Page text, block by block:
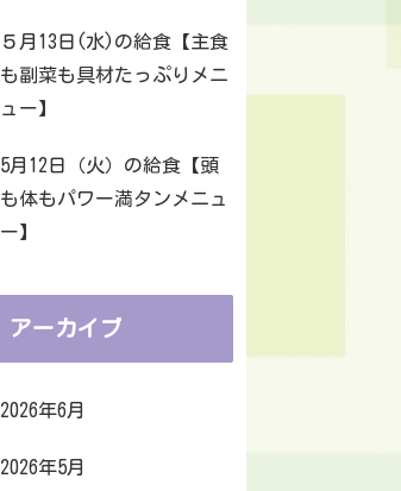
５月13日(水)の給食【主食
も副菜も具材たっぷりメニ
ュー】
5月12日（火）の給食【頭
も体もパワー満タンメニュ
ー】
アーカイブ
2026年6月
2026年5月